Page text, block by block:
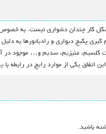
کار چندان دشواری نیست. به خصوص
دیواری و رادیاتورها به دلیل
کلسیم، منیزیم، سدیم و… موجود
یکی از موارد رایج در رابطه با
باشید.